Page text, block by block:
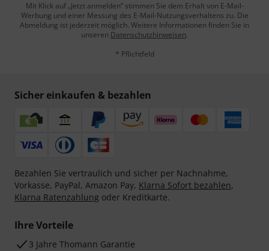
Mit Klick auf „Jetzt anmelden“ stimmen Sie dem Erhalt von E-Mail-
Werbung und einer Messung des E-Mail-Nutzungsverhaltens zu. Die
Abmeldung ist jederzeit möglich. Weitere Informationen finden Sie in
unseren Datenschutzhinweisen.
* Pflichtfeld
Sicher einkaufen & bezahlen
Bezahlen Sie vertraulich und sicher per Nachnahme,
Vorkasse, PayPal, Amazon Pay, Klarna Sofort bezahlen,
Klarna Ratenzahlung oder Kreditkarte.
Ihre Vorteile
3 Jahre Thomann Garantie